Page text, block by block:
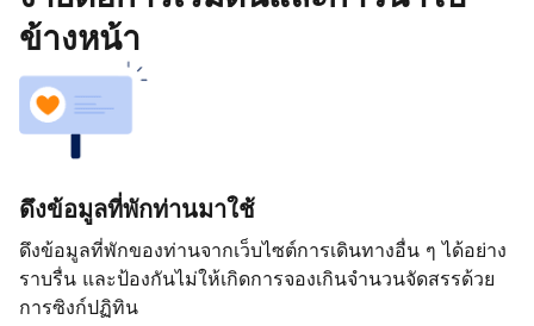
ข้างหน้า
ดึงข้อมูลที่พักท่านมาใช้
ดึงข้อมูลที่พักของท่านจากเว็บไซต์การเดินทางอื่น ๆ ได้อย่าง
ราบรื่น และป้องกันไม่ให้เกิดการจองเกินจำนวนจัดสรรด้วย
การซิงก์ปฏิทิน